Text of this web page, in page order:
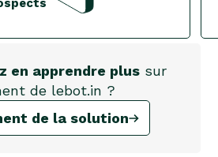
en apprendre plus sur
de lebot.in ?
de la solution